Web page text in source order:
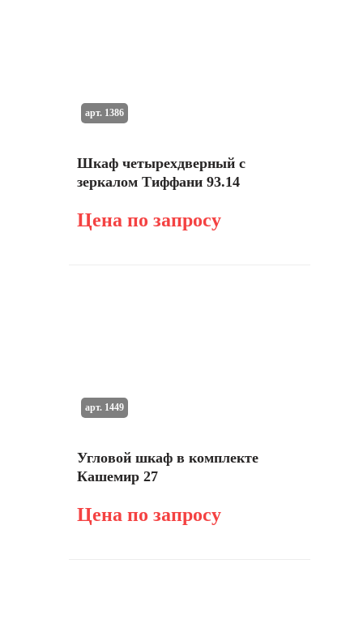
Шкаф четырехдверный с
зеркалом Тиффани 93.14
Цена по запросу
арт. 1386
Угловой шкаф в комплекте
Кашемир 27
Цена по запросу
арт. 1449